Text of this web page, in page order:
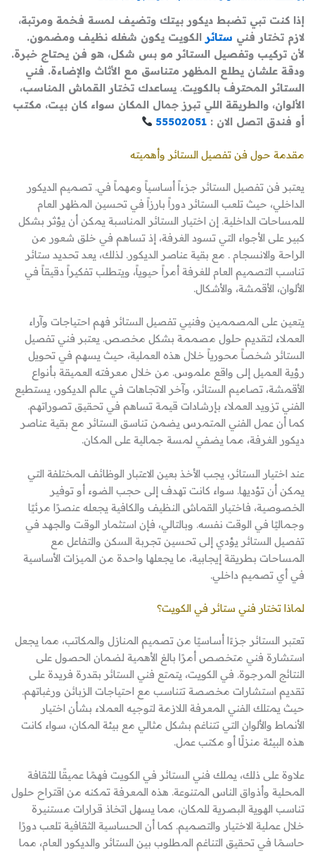
إذا كنت تبي تضبط ديكور بيتك وتضيف لمسة فخمة ومرتبة،
لازم تختار فني ستائرالكويت يكون شغله نظيف ومضمون.
لأن تركيب وتفصيل الستائر مو بس شكل، هو فن يحتاج خبرة.
ودقة علشان يطلع المظهر متناسق مع الأثاث والإضاءة. فني
الستائر المحترف بالكويت.يساعدك تختار القماش المناسب،
الألوان، والطريقة اللي تبرز جمال المكان سواء كان بيت، مكتب
أو فندق اتصل الان : 55502051
مقدمة حول فن تفصيل الستائر وأهميته
يعتبر فن تفصيل الستائر جزءاً أساسياً ومهماً في. تصميم الديكور
الداخلي، حيث تلعب الستائر دوراً بارزاً في تحسين المظهر العام
للمساحات الداخلية. إن اختيار الستائر المناسبة يمكن أن يؤثر بشكل
كبير على الأجواء التي تسود الغرفة، إذ تساهم في خلق شعور من
الراحة والانسجام . مع بقية عناصر الديكور. لذلك، يعد تحديد ستائر
تناسب التصميم العام للغرفة أمراً حيوياً، ويتطلب تفكيراً دقيقاً في
الألوان، الأقمشة، والأشكال.
يتعين على المصممين وفنيي تفصيل الستائر فهم احتياجات وآراء
العملاء لتقديم حلول مصممة بشكل مخصص. يعتبر فني تفصيل
الستائر شخصاً محورياً خلال هذه العملية، حيث يسهم في تحويل
رؤية العميل إلى واقع ملموس. من خلال معرفته العميقة بأنواع
الأقمشة، تصاميم الستائر، وآخر الاتجاهات في عالم الديكور، يستطيع
الفني تزويد العملاء بإرشادات قيمة تساهم في تحقيق تصوراتهم.
كما أن عمل الفني المتمرس يضمن تناسق الستائر مع بقية عناصر
ديكور الغرفة، مما يضفي لمسة جمالية على المكان.
عند اختيار الستائر، يجب الأخذ بعين الاعتبار الوظائف المختلفة التي
يمكن أن تؤديها. سواء كانت تهدف إلى حجب الضوء أو توفير
الخصوصية، فاختيار القماش النظيف والكافية يجعله عنصرًا مرئيًا
وجماليًا في الوقت نفسه. وبالتالي، فإن استثمار الوقت والجهد في
تفصيل الستائر يؤدي إلى تحسين تجربة السكن والتفاعل مع
المساحات بطريقة إيجابية، ما يجعلها واحدة من الميزات الأساسية
في أي تصميم داخلي.
لماذا تختار فني ستائر في الكويت؟
تعتبر الستائر جزءًا أساسيًا من تصميم المنازل والمكاتب، مما يجعل
استشارة فني متخصص أمرًا بالغ الأهمية لضمان الحصول على
النتائج المرجوة. في الكويت، يتمتع فني الستائر بقدرة فريدة على
تقديم استشارات مخصصة تتناسب مع احتياجات الزبائن ورغباتهم.
حيث يمتلك الفني المعرفة اللازمة لتوجيه العملاء بشأن اختيار
الأنماط والألوان التي تتناغم بشكل مثالي مع بيئة المكان، سواء كانت
هذه البيئة منزلًا أو مكتب عمل.
علاوة على ذلك، يملك فني الستائر في الكويت فهمًا عميقًا للثقافة
المحلية وأذواق الناس المتنوعة. هذه المعرفة تمكنه من اقتراح حلول
تناسب الهوية البصرية للمكان، مما يسهل اتخاذ قرارات مستنيرة
خلال عملية الاختيار والتصميم. كما أن الحساسية الثقافية تلعب دورًا
حاسمًا في تحقيق التناغم المطلوب بين الستائر والديكور العام، مما